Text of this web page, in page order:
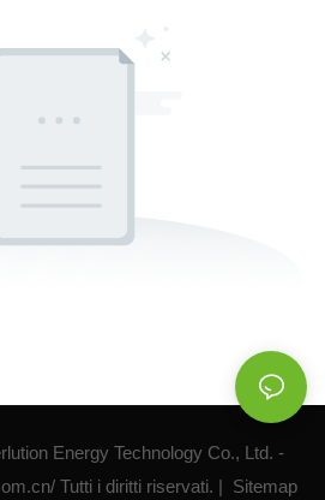
Energy Technology Co., Ltd. -
Tutti i diritti riservati. | Sitemap